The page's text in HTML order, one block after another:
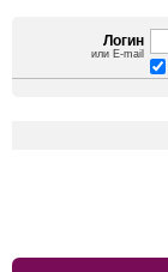
Логин
или E-mail